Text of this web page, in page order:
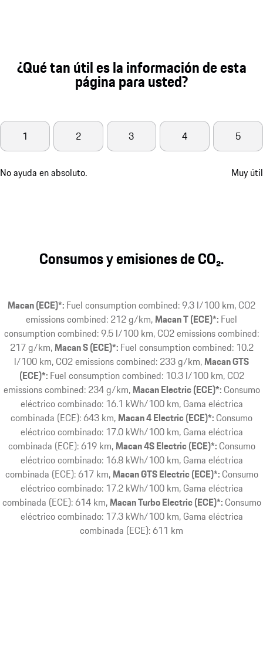
¿Qué tan útil es la información de esta
página para usted?
No ayuda en absoluto.
1 2 3 4 5
Muy útil
Consumos y emisiones de CO₂.
Macan (ECE)*: Fuel consumption combined: 9.3 l/100 km, CO2
emissions combined: 212 g/km Macan T (ECE)*: Fuel
consumption combined: 9.5 l/100 km, CO2 emissions combined:
217 g/km Macan S (ECE)*: Fuel consumption combined: 10.2
l/100 km, CO2 emissions combined: 233 g/km Macan GTS
(ECE)*: Fuel consumption combined: 10.3 l/100 km, CO2
emissions combined: 234 g/km Macan Electric (ECE)*: Consumo
eléctrico combinado: 16.1 kWh/100 km, Gama eléctrica
combinada (ECE): 643 km Macan 4 Electric (ECE)*: Consumo
eléctrico combinado: 17.0 kWh/100 km, Gama eléctrica
combinada (ECE): 619 km Macan 4S Electric (ECE)*: Consumo
eléctrico combinado: 16.8 kWh/100 km, Gama eléctrica
combinada (ECE): 617 km Macan GTS Electric (ECE)*: Consumo
eléctrico combinado: 17.2 kWh/100 km, Gama eléctrica
combinada (ECE): 614 km Macan Turbo Electric (ECE)*: Consumo
eléctrico combinado: 17.3 kWh/100 km, Gama eléctrica
combinada (ECE): 611 km